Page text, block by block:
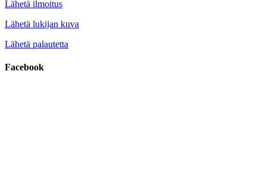
Lähetä ilmoitus
Lähetä lukijan kuva
Lähetä palautetta
Facebook